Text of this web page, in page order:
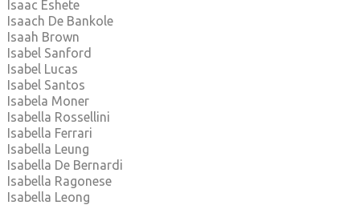
Isaac Eshete
Isaach De Bankole
Isaah Brown
Isabel Sanford
Isabel Lucas
Isabel Santos
Isabela Moner
Isabella Rossellini
Isabella Ferrari
Isabella Leung
Isabella De Bernardi
Isabella Ragonese
Isabella Leong